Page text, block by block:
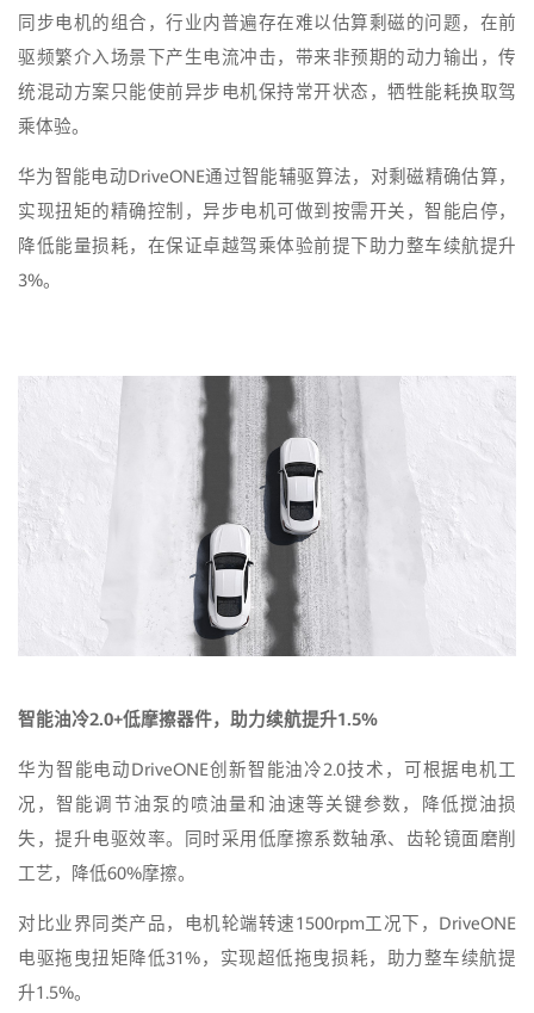
同步电机的组合，行业内普遍存在难以估算剩磁的问题，在前
驱频繁介入场景下产生电流冲击，带来非预期的动力输出，传
统混动方案只能使前异步电机保持常开状态，牺牲能耗换取驾
乘体验。
华为智能电动DriveONE通过智能辅驱算法，对剩磁精确估算，
实现扭矩的精确控制，异步电机可做到按需开关，智能启停，
降低能量损耗，在保证卓越驾乘体验前提下助力整车续航提升
3%。
智能油冷2.0+低摩擦器件，助力续航提升1.5%
华为智能电动DriveONE创新智能油冷2.0技术，可根据电机工
况，智能调节油泵的喷油量和油速等关键参数，降低搅油损
失，提升电驱效率。同时采用低摩擦系数轴承、齿轮镜面磨削
工艺，降低60%摩擦。
对比业界同类产品，电机轮端转速1500rpm工况下，DriveONE
电驱拖曳扭矩降低31%，实现超低拖曳损耗，助力整车续航提
升1.5%。